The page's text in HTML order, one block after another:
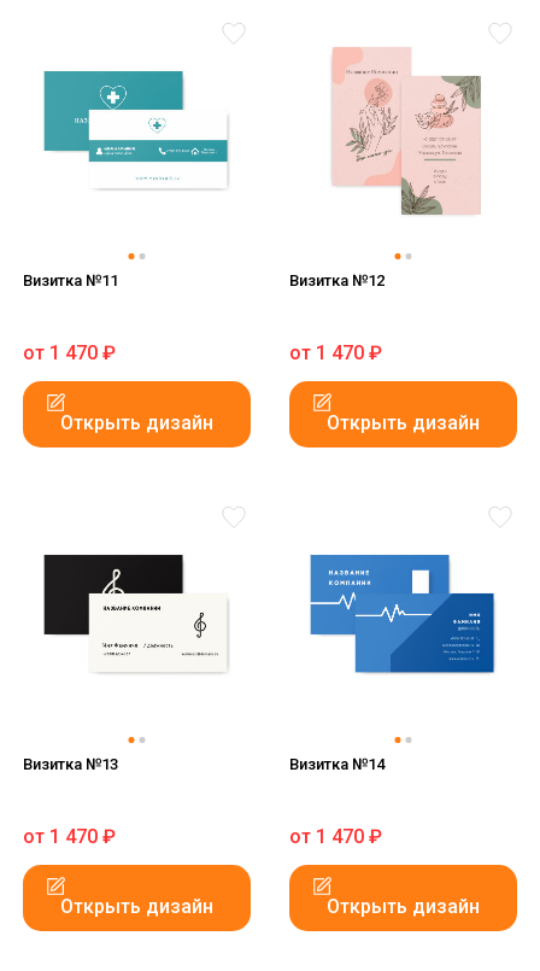
Визитка №11
от 1 470 ₽
Открыть дизайн
Визитка №12
от 1 470 ₽
Открыть дизайн
Визитка №13
от 1 470 ₽
Открыть дизайн
Визитка №14
от 1 470 ₽
Открыть дизайн